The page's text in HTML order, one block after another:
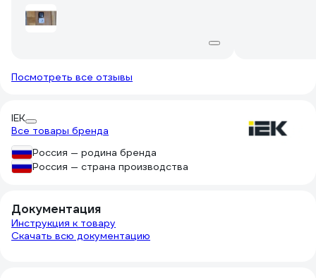
Посмотреть все отзывы
IEK
Все товары бренда
Россия — родина бренда
Россия — страна производства
Документация
Инструкция к товару
Скачать всю документацию